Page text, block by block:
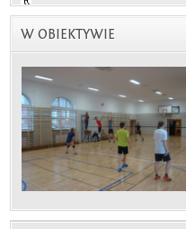
W OBIEKTYWIE